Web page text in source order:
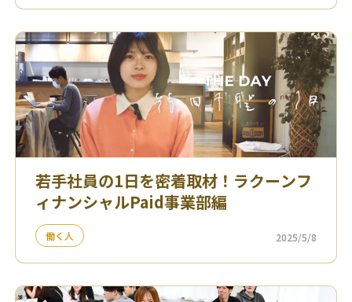
若手社員の1日を密着取材！ラクーンフ
ィナンシャルPaid事業部編
働く人 2025/5/8